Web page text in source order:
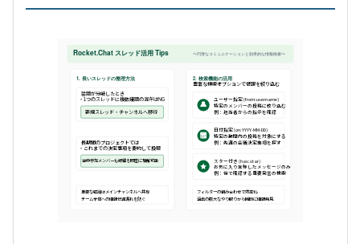
Rocket.Chat スレッド活用 Tips 〜円滑なコミュニケーションと効率的な情報検索〜
1. 長いスレッドの整理方法
話題が分岐したとき
・1つのスレッドに複数議題の混在はNG
新規スレッド・チャンネルへ移行
長期間のプロジェクトでは
・これまでの決定事項を要約して投稿
途中参加メンバーも経緯を即座に理解可能
重要な結論はメインチャンネルへ共有
チーム全体への情報伝達漏れを防ぐ
2. 検索機能の活用
豊富な検索オプションで情報を絞り込む
ユーザー指定 (from:username)
特定のメンバーの投稿に絞り込む
例：担当者からの指示を確認
日付指定 (on:YYYY-MM-DD)
特定の期間内の投稿を対象にする
例：先週の会議決定事項を探す
スター付き (has:star)
お気に入り登録したメッセージのみ
例：後で確認する重要発言の検索
フィルターの組み合わせで効率化
過去の膨大なやり取りから瞬時に情報発見